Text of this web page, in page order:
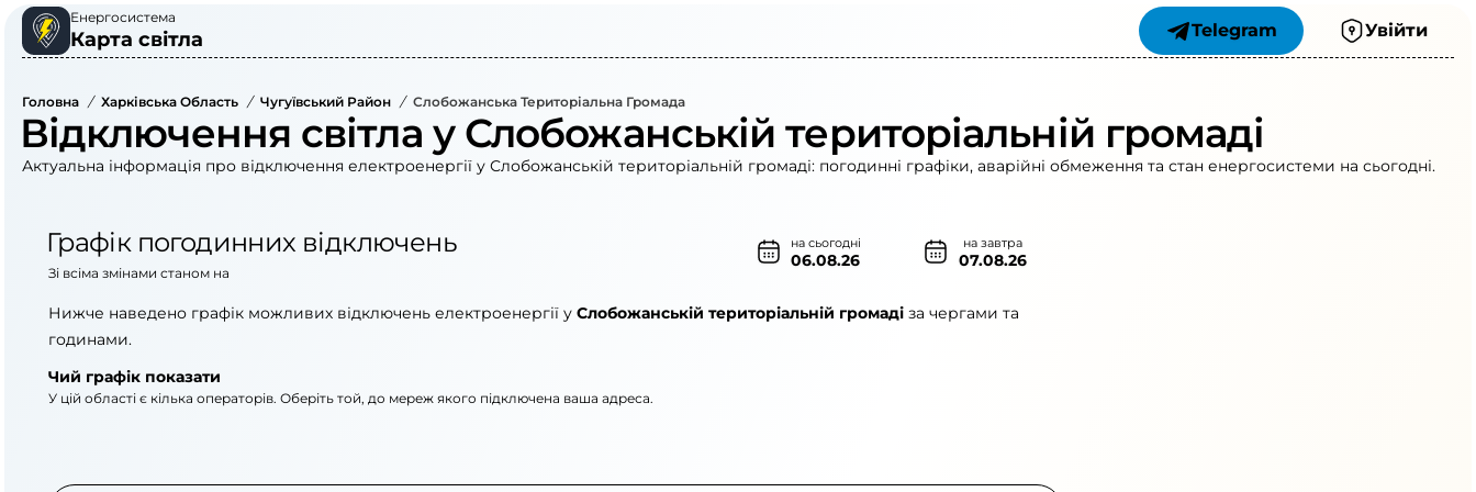
Енергосистема
Карта світла Telegram Увійти
Головна / Харківська Область / Чугуївський Район / Слобожанська Територіальна Громада
Відключення світла у Слобожанській територіальній громаді
Актуальна інформація про відключення електроенергії у Слобожанській територіальній громаді: погодинні графіки, аварійні обмеження та стан енергосистеми на сьогодні.
Графік погодинних відключень на сьогодні
06.08.26
на завтра
07.08.26
Зі всіма змінами станом на
Нижче наведено графік можливих відключень електроенергії у Слобожанській територіальній громаді за чергами та
годинами.
Чий графік показати
У цій області є кілька операторів. Оберіть той, до мереж якого підключена ваша адреса.